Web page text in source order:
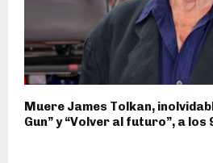
Muere James Tolkan,
Gun” y “Volver al futuro”, a los